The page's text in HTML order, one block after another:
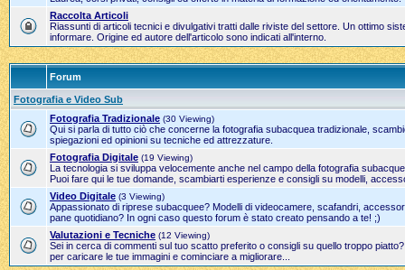
Raccolta Articoli
Riassunti di articoli tecnici e divulgativi tratti dalle riviste del settore. Un ottimo
informare. Origine ed autore dell'articolo sono indicati all'interno.
Forum
Fotografia e Video Sub
Fotografia Tradizionale (30 Viewing)
Qui si parla di tutto ciò che concerne la fotografia subacquea tradizionale,
spiegazioni ed opinioni su tecniche ed attrezzature.
Fotografia Digitale (19 Viewing)
La tecnologia si sviluppa velocemente anche nel campo della fotografia
Puoi fare qui le tue domande, scambiarti esperienze e consigli su modelli,
Video Digitale (3 Viewing)
Appassionato di riprese subacquee? Modelli di videocamere, scafandri,
pane quotidiano? In ogni caso questo forum è stato creato pensando a te! ;)
Valutazioni e Tecniche (12 Viewing)
Sei in cerca di commenti sul tuo scatto preferito o consigli su quello troppo
per caricare le tue immagini e cominciare a migliorare...